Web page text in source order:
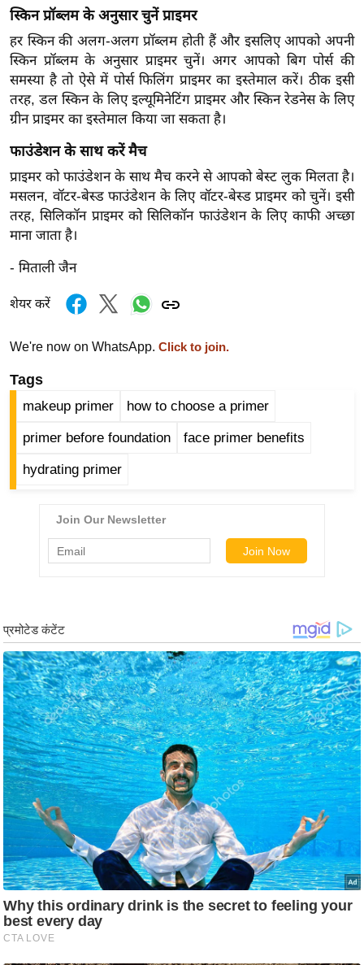
डि
या
सा
हि
त्य
ज
त
ऑ
टो
व
न्यू
ज
फ
नो
रं
न
ज
हॉ
ली
वु
ड
फि
ल्म
स
मी
क्षा
B
r
e
a
k
i
स्किन प्रॉब्लम के अनुसार चुनें प्राइमर
हर स्किन की अलग-अलग प्रॉब्लम होती हैं और इसलिए आपको अपनी
स्किन प्रॉब्लम के अनुसार प्राइमर चुनें। अगर आपको बिग पोर्स की
समस्या है तो ऐसे में पोर्स फिलिंग प्राइमर का इस्तेमाल करें। ठीक इसी
तरह, डल स्किन के लिए इल्यूमिनेटिंग प्राइमर और स्किन रेडनेस के लिए
ग्रीन प्राइमर का इस्तेमाल किया जा सकता है।
फाउंडेशन के साथ करें मैच
प्राइमर को फाउंडेशन के साथ मैच करने से आपको बेस्ट लुक मिलता है।
मसलन, वॉटर-बेस्ड फाउंडेशन के लिए वॉटर-बेस्ड प्राइमर को चुनें। इसी
तरह, सिलिकॉन प्राइमर को सिलिकॉन फाउंडेशन के लिए काफी अच्छा
माना जाता है।
- मिताली जैन
शेयर करें
We're now on WhatsApp. Click to join.
Tags
makeup primer how to choose a primer
primer before foundation face primer benefits
hydrating primer